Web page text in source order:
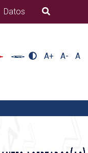
Datos B�squeda
A+ A- A